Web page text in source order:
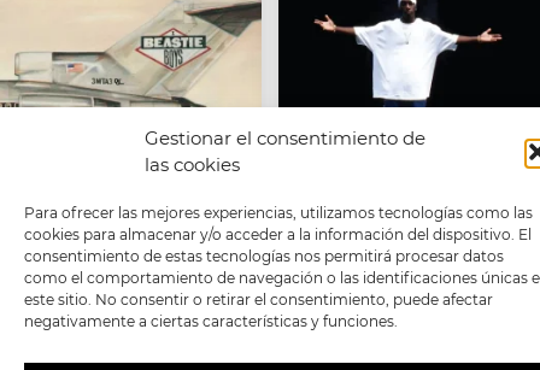
Gestionar el consentimiento de
las cookies
Para ofrecer las mejores experiencias, utilizamos tecnologías como las
cookies para almacenar y/o acceder a la información del dispositivo. El
consentimiento de estas tecnologías nos permitirá procesar datos
como el comportamiento de navegación o las identificaciones únicas
este sitio. No consentir o retirar el consentimiento, puede afectar
negativamente a ciertas características y funciones.
VINILO RAP
BEASTIE BOYS – LICENSED
TO ILL
36,90
CASETE , CD,VINILO RAP
BIG L – HARLEM’S FINEST
RETURN OF THE KING
15,90